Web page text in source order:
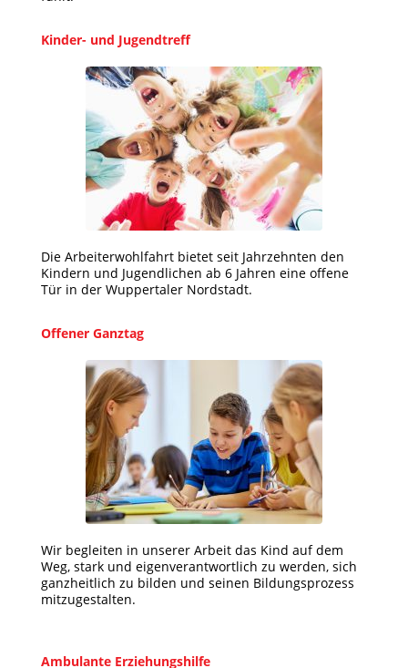
Kinder- und Jugendtreff
Die Arbeiterwohlfahrt bietet seit Jahrzehnten den
Kindern und Jugendlichen ab 6 Jahren eine offene
Tür in der Wuppertaler Nordstadt.
Offener Ganztag
Wir begleiten in unserer Arbeit das Kind auf dem
Weg, stark und eigenverantwortlich zu werden, sich
ganzheitlich zu bilden und seinen Bildungsprozess
mitzugestalten.
Ambulante Erziehungshilfe